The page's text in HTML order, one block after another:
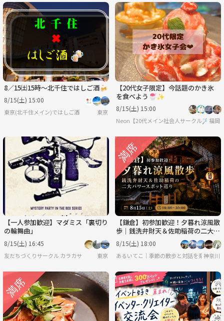
8／15㈯15時〜北千住ではしご酒🍻
8/15(土) 15:00
東京(北千住メイン)ではしご酒 東京
【20代女子限定】今話題のかき氷
を食べよう🍧✨
8/15(土) 15:00
Neon【20代メイン社会人サークル🏸】福岡
【一人参加歓迎】マダミス「裏切り
の輪舞曲」
8/15(土) 16:45
友だちづくりサークル カラカサ 東京
​​【鎌倉】初参加歓迎！夕暮れ涼風散
歩｜銭洗弁財天＆佐助稲荷の二大パ
ワースポット巡り
8/15(土) 18:00
​​あるいてこ｜季節の散歩と対話を楽しむ会
神奈川